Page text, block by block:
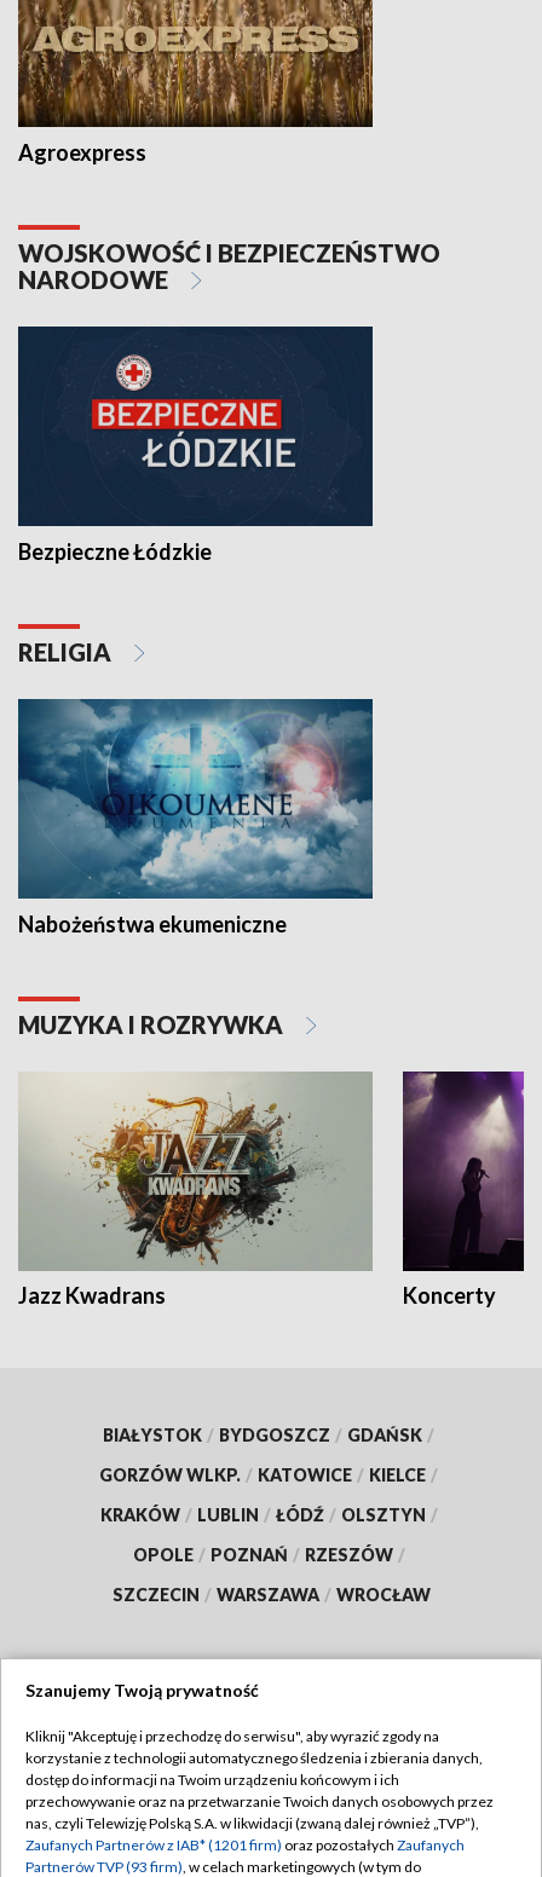
Agroexpress
WOJSKOWOŚĆ I BEZPIECZEŃSTWO
NARODOWE
Bezpieczne Łódzkie
RELIGIA
Nabożeństwa ekumeniczne
MUZYKA I ROZRYWKA
Jazz Kwadrans Koncerty
BIAŁYSTOK / BYDGOSZCZ / GDAŃSK /
GORZÓW WLKP. / KATOWICE / KIELCE /
KRAKÓW / LUBLIN / ŁÓDŹ / OLSZTYN /
OPOLE / POZNAŃ / RZESZÓW /
SZCZECIN / WARSZAWA / WROCŁAW
TVP
Abonament TVP
Emisja w TVP
Regulamin TVP
Polityka prywatności
Szanujemy Twoją prywatność
Kliknij "Akceptuję i przechodzę do serwisu", aby wyrazić zgody na
korzystanie z technologii automatycznego śledzenia i zbierania danych,
dostęp do informacji na Twoim urządzeniu końcowym i ich
przechowywanie oraz na przetwarzanie Twoich danych osobowych przez
nas, czyli Telewizję Polską S.A. w likwidacji (zwaną dalej również „TVP”),
Zaufanych Partnerów z IAB* (1201 firm) oraz pozostałych Zaufanych
Partnerów TVP (93 firm), w celach marketingowych (w tym do